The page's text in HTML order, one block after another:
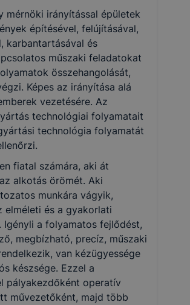
mérnöki irányítással épületek
építésével, felújításával,
karbantartásával és
műszaki feladatokat
összehangolását,
Képes az irányítása alá
vezetésére. Az
technológiai folyamatait
technológia folyamatát
fiatal számára, aki át
alkotás örömét. Aki
munkára vágyik,
elméleti és a gyakorlati
Igényli a folyamatos fejlődést,
megbízható, precíz, műszaki
van kézügyessége
készsége. Ezzel a
pályakezdőként operatív
művezetőként, majd több